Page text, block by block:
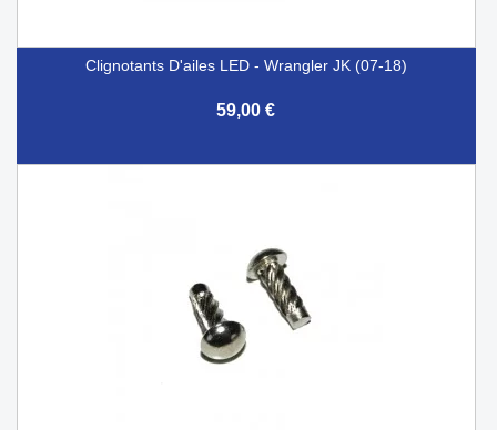
Clignotants D'ailes LED - Wrangler JK (07-18)
59,00 €